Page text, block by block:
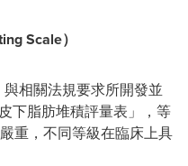
Scale）
相關法規要求所開發並
下脂肪堆積評量表」，等
重，不同等級在臨床上具